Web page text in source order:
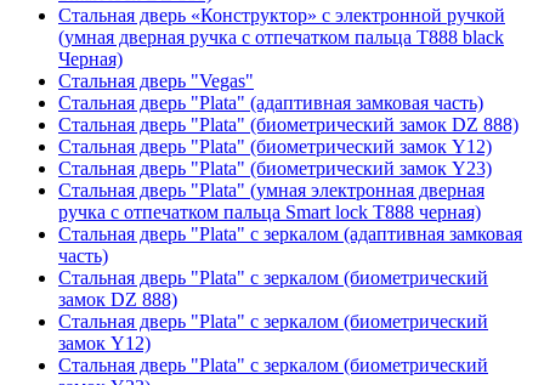
Стальная дверь «Конструктор» с электронной ручкой
(умная дверная ручка с отпечатком пальца T888 black
Черная)
Стальная дверь "Vegas"
Стальная дверь "Plata" (адаптивная замковая часть)
Стальная дверь "Plata" (биометрический замок DZ 888)
Стальная дверь "Plata" (биометрический замок Y12)
Стальная дверь "Plata" (биометрический замок Y23)
Стальная дверь "Plata" (умная электронная дверная
ручка с отпечатком пальца Smart lock T888 черная)
Стальная дверь "Plata" с зеркалом (адаптивная замковая
часть)
Стальная дверь "Plata" с зеркалом (биометрический
замок DZ 888)
Стальная дверь "Plata" с зеркалом (биометрический
замок Y12)
Стальная дверь "Plata" с зеркалом (биометрический